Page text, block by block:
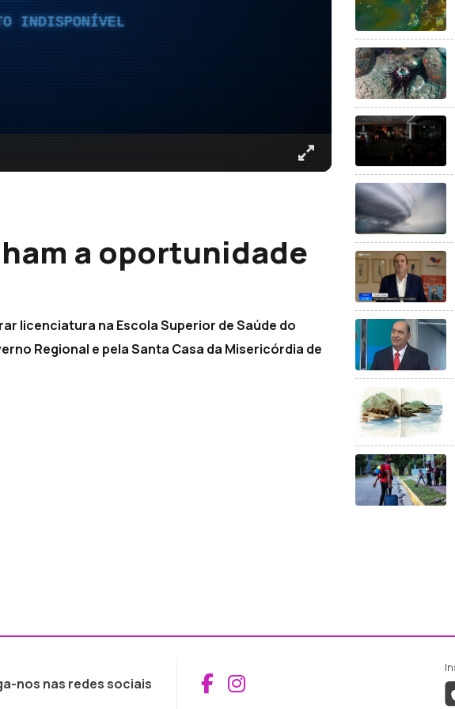
INDISPONÍVEL
a oportunidade
licenciatura na Escola Superior de Saúde do
Regional e pela Santa Casa da Misericórdia de
nos nas redes sociais Aceder ao Facebook da
Aceder ao Instagram